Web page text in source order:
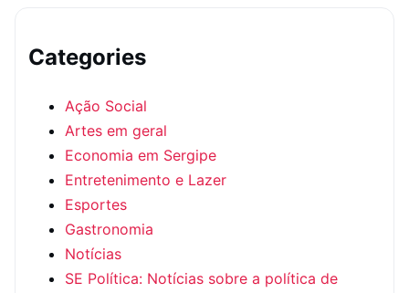
Categories
Ação Social
Artes em geral
Economia em Sergipe
Entretenimento e Lazer
Esportes
Gastronomia
Notícias
SE Política: Notícias sobre a política de